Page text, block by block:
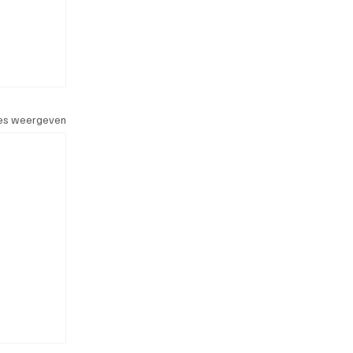
weergeven